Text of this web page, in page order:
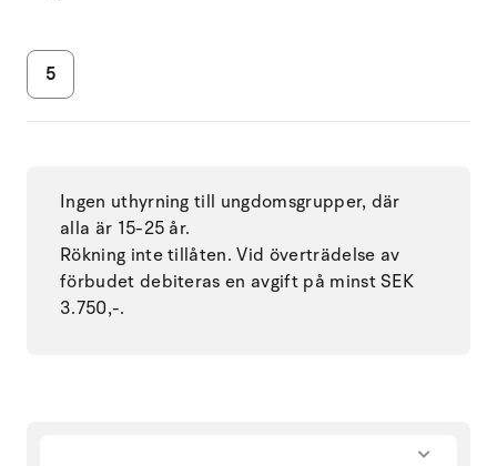
5
Ingen uthyrning till ungdomsgrupper, där
alla är 15-25 år.
Rökning inte tillåten. Vid överträdelse av
förbudet debiteras en avgift på minst SEK
3.750,-.